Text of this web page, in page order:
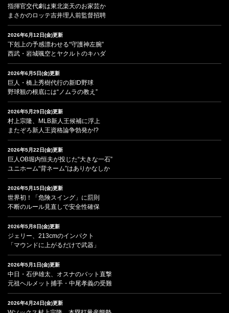
指揮官交代劇は東北楽天のお家芸か
まさかのロッテ吉井理人前監督招聘
2026年6月12日(金)更新
下剋上の予感漂わせる“守護神左腕”
西武・岩城颯空とヤクルトのキハダ
2026年6月5日(金)更新
巨人・橋上秀樹代行の新ID野球
野球観の根底には“ノムラの教え”
2026年5月29日(金)更新
村上宗隆、MLB新人王候補に浮上
またぞろ新人王資格論争勃発か!?
2026年5月22日(金)更新
巨人OB堀内恒夫が投じた“大きな一石”
ユニホーム“背ネーム”はありかなしか
2026年5月15日(金)更新
世界初！「危険スイング」に罰則
不断のルール見直しで安全性確保
2026年5月8日(金)更新
ジェリー、213cmのインパクト
「マウンドに上がるだけで武器」
2026年5月1日(金)更新
中日・石伊雄太、オスナのバット直撃
元祖ヘルメット捕手・中尾孝義の受難
2026年4月24日(金)更新